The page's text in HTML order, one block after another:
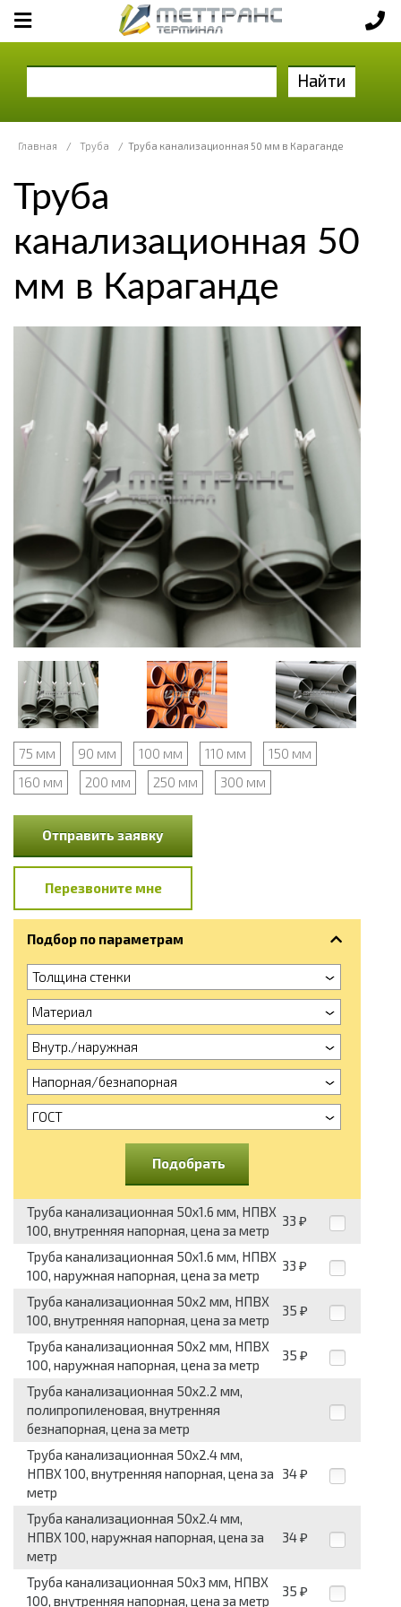
Найти
Главная / Труба / Труба канализационная 50 мм в Караганде
Труба
канализационная 50
мм в Караганде
75 мм 90 мм 100 мм 110 мм
150 мм
160 мм
200 мм 250 мм 300 мм
Отправить заявку
Перезвоните мне
Подбор по параметрам
Толщина стенки
Материал
Внутр./наружная
Напорная/безнапорная
ГОСТ
Подобрать
Труба канализационная 50x1.6 мм, НПВХ
100, внутренняя напорная, цена за метр
33 ₽
Труба канализационная 50x1.6 мм, НПВХ
100, наружная напорная, цена за метр
33 ₽
Труба канализационная 50x2 мм, НПВХ
100, внутренняя напорная, цена за метр
35 ₽
Труба канализационная 50x2 мм, НПВХ
100, наружная напорная, цена за метр
35 ₽
Труба канализационная 50x2.2 мм,
полипропиленовая, внутренняя
безнапорная, цена за метр
Труба канализационная 50x2.4 мм,
НПВХ 100, внутренняя напорная, цена за
метр
34 ₽
Труба канализационная 50x2.4 мм,
НПВХ 100, наружная напорная, цена за
метр
34 ₽
Труба канализационная 50x3 мм, НПВХ
100, внутренняя напорная, цена за метр
35 ₽